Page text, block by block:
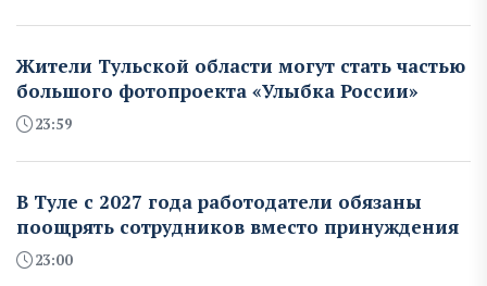
Жители Тульской области могут стать частью
большого фотопроекта «Улыбка России»
23:59
В Туле с 2027 года работодатели обязаны
поощрять сотрудников вместо принуждения
23:00